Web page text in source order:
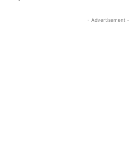
- Advertisement -